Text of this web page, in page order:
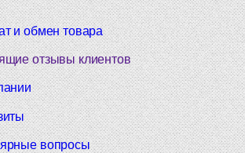
и обмен товара
отзывы клиентов
вопросы